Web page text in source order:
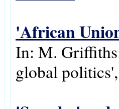
'African
In: M.
global